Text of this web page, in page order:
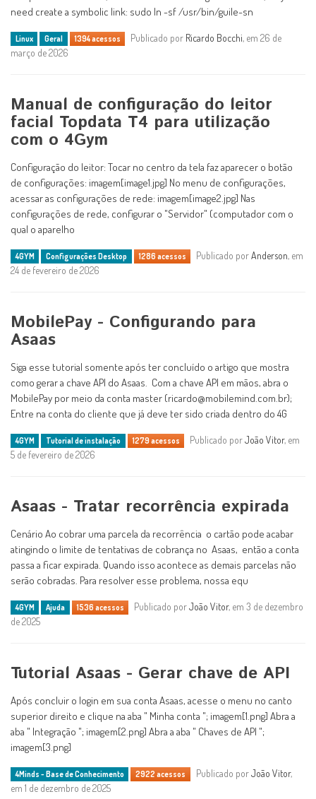
need create a symbolic link: sudo ln -sf /usr/bin/guile-sn
Linux Geral 1394 acessos Publicado por Ricardo Bocchi, em 26 de
março de 2026
Manual de configuração do leitor
facial Topdata T4 para utilização
com o 4Gym
Configuração do leitor: Tocar no centro da tela faz aparecer o botão
de configurações: imagem[image1.jpg] No menu de configurações,
acessar as configurações de rede: imagem[image2.jpg] Nas
configurações de rede, configurar o "Servidor" (computador com o
qual o aparelho
4GYM Configurações Desktop 1286 acessos Publicado porAnderson, em
24 de fevereiro de 2026
MobilePay - Configurando para
Asaas
Siga esse tutorial somente após ter concluído o artigo que mostra
como gerar a chave API do Asaas. Com a chave API em mãos, abra o
MobilePay por meio da conta master (ricardo@mobilemind.com.br);
Entre na conta do cliente que já deve ter sido criada dentro do 4G
4GYM Tutorial de instalação 1279 acessos Publicado porJoão Vitor, em
5 de fevereiro de 2026
Asaas - Tratar recorrência expirada
Cenário Ao cobrar uma parcela da recorrência o cartão pode acabar
atingindo o limite de tentativas de cobrança no Asaas, então a conta
passa a ficar expirada. Quando isso acontece as demais parcelas não
serão cobradas. Para resolver esse problema, nossa equ
4GYM Ajuda 1536 acessos Publicado porJoão Vitor, em 3 de dezembro
de 2025
Tutorial Asaas - Gerar chave de API
Após concluir o login em sua conta Asaas, acesse o menu no canto
superior direito e clique na aba " Minha conta "; imagem[1.png] Abra a
aba " Integração "; imagem[2.png] Abra a aba " Chaves de API ";
imagem[3.png]
4Minds - Base de Conhecimento 2922 acessos Publicado porJoão Vitor,
em 1 de dezembro de 2025